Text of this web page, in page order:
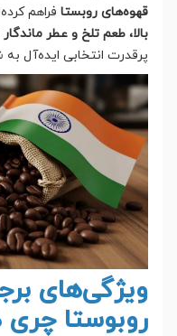
قهوه‌های روبستا فراهم
بالا، طعم تلخ و عطر ماندگار
پرقدرت انتخابی ایده‌آل
ویژگی‌های
روبوستا